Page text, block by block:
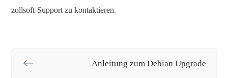
zollsoft-Support zu kontaktieren.
Anleitung zum Debian Upgrade